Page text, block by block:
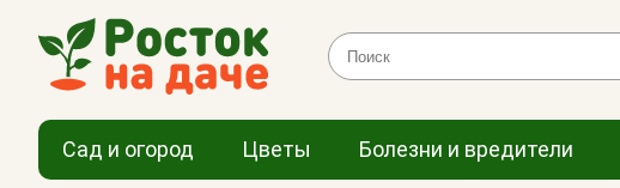
Сад и огород Цветы Болезни и вредители